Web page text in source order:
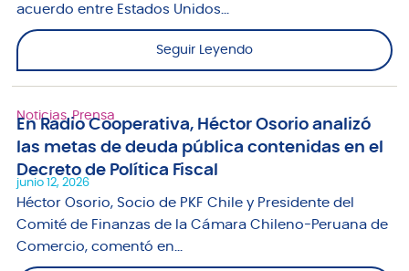
acuerdo entre Estados Unidos...
Seguir Leyendo
Noticias,Prensa
En Radio Cooperativa, Héctor Osorio analizó
las metas de deuda pública contenidas en el
Decreto de Política Fiscal
junio 12, 2026
Héctor Osorio, Socio de PKF Chile y Presidente del
Comité de Finanzas de la Cámara Chileno-Peruana de
Comercio, comentó en...